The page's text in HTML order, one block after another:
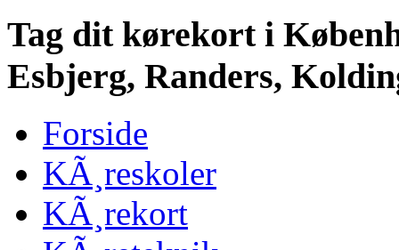
Tag dit kørekort i
Esbjerg, Randers,
Forside
KÃ¸reskoler
KÃ¸rekort